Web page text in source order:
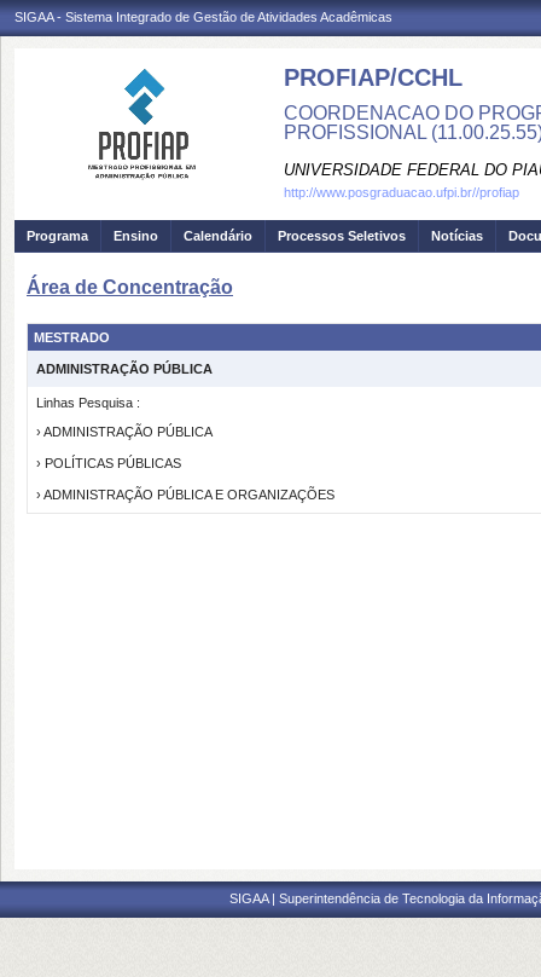
SIGAA - Sistema Integrado de Gestão de Atividades Acadêmicas
PROFIAP/CCHL
COORDENACAO DO
PROFISSIONAL
UNIVERSIDADE FEDERAL DO
http://www.posgraduacao.ufpi.br//profiap
Programa Ensino Calendário Processos Seletivos Notícias
Área de Concentração
MESTRADO
ADMINISTRAÇÃO PÚBLICA
Linhas Pesquisa :
› ADMINISTRAÇÃO PÚBLICA
› POLÍTICAS PÚBLICAS
› ADMINISTRAÇÃO PÚBLICA E ORGANIZAÇÕES
SIGAA | Superintendência de Tecnologia da